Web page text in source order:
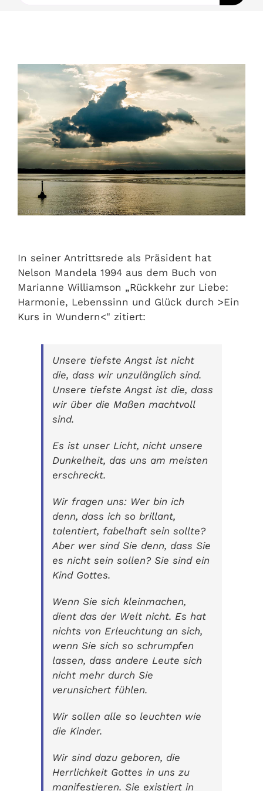
Holistisch
Shop
About
Kontakt
In seiner Antrittsrede als Präsident hat
Nelson Mandela 1994 aus dem Buch von
Marianne Williamson „Rückkehr zur Liebe:
Harmonie, Lebenssinn und Glück durch >Ein
Kurs in Wundern<" zitiert:
Unsere tiefste Angst ist nicht
die, dass wir unzulänglich sind.
Unsere tiefste Angst ist die, dass
wir über die Maßen machtvoll
sind.
Es ist unser Licht, nicht unsere
Dunkelheit, das uns am meisten
erschreckt.
Wir fragen uns: Wer bin ich
denn, dass ich so brillant,
talentiert, fabelhaft sein sollte?
Aber wer sind Sie denn, dass Sie
es nicht sein sollen? Sie sind ein
Kind Gottes.
Wenn Sie sich kleinmachen,
dient das der Welt nicht. Es hat
nichts von Erleuchtung an sich,
wenn Sie sich so schrumpfen
lassen, dass andere Leute sich
nicht mehr durch Sie
verunsichert fühlen.
Wir sollen alle so leuchten wie
die Kinder.
Wir sind dazu geboren, die
Herrlichkeit Gottes in uns zu
manifestieren. Sie existiert in